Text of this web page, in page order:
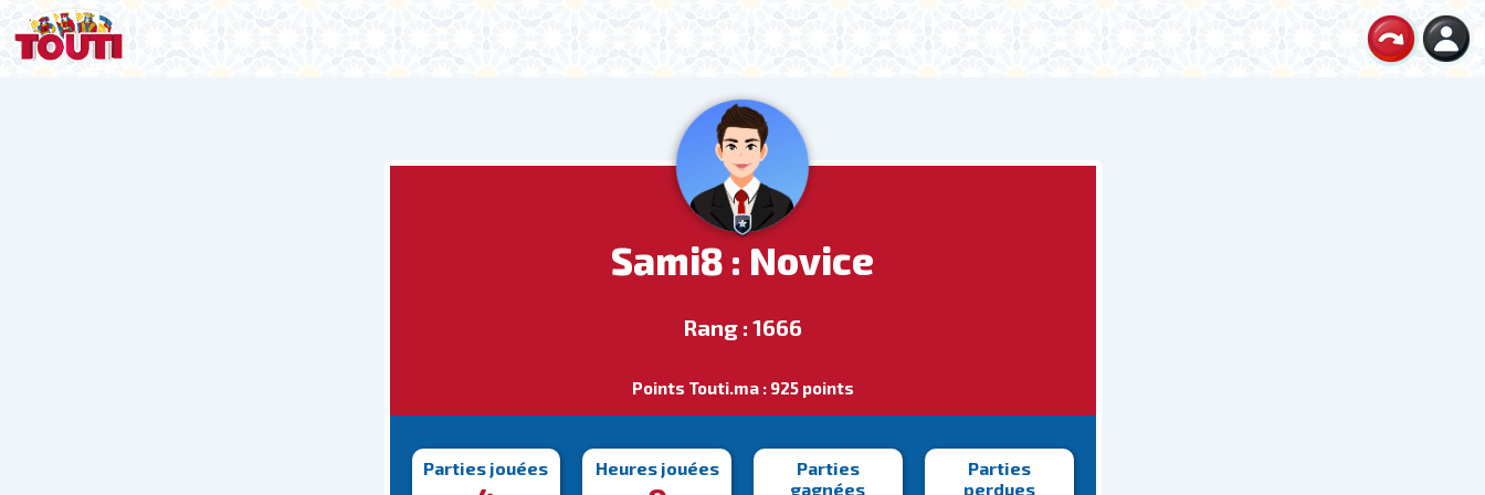
Sami8 : Novice
Rang : 1666
Points Touti.ma : 925 points
Parties jouées Heures jouées
Parties
gagnées
Parties
perdues